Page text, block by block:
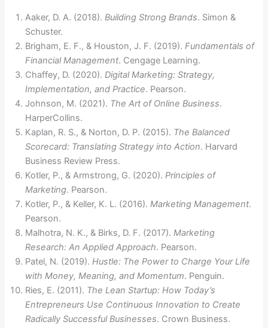
Aaker, D. A. (2018).Building Strong Brands. Simon &
Schuster.
Brigham, E. F., & Houston, J. F. (2019).Fundamentals of
Financial Management. Cengage Learning.
Chaffey, D. (2020).Digital Marketing: Strategy,
Implementation, and Practice. Pearson.
Johnson, M. (2021). The Art of Online Business.
HarperCollins.
Kaplan, R. S., & Norton, D. P. (2015). The Balanced
Scorecard: Translating Strategy into Action. Harvard
Business Review Press.
Kotler, P., & Armstrong, G. (2020).Principles of
Marketing. Pearson.
Kotler, P., & Keller, K. L. (2016).Marketing Management.
Pearson.
Malhotra, N. K., & Birks, D. F. (2017).Marketing
Research: An Applied Approach. Pearson.
Patel, N. (2019).Hustle: The Power to Charge Your Life
with Money, Meaning, and Momentum. Penguin.
Ries, E. (2011). The Lean Startup: How Today’s
Entrepreneurs Use Continuous Innovation to Create
Radically Successful Businesses. Crown Business.